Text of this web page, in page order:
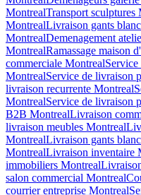
MontrealTransport sculptures
MontrealLivraison gants
MontrealDemenagement
MontrealRamassage maison
commerciale Montreal
MontrealService de livraison
livraison recurrente Montreal
MontrealService de livraison
B2B MontrealLivraison
livraison meubles Montreal
MontrealLivraison gants
MontrealLivraison inventaire
immobiliers Montreal
salon commercial Montreal
courrier entreprise Montreal